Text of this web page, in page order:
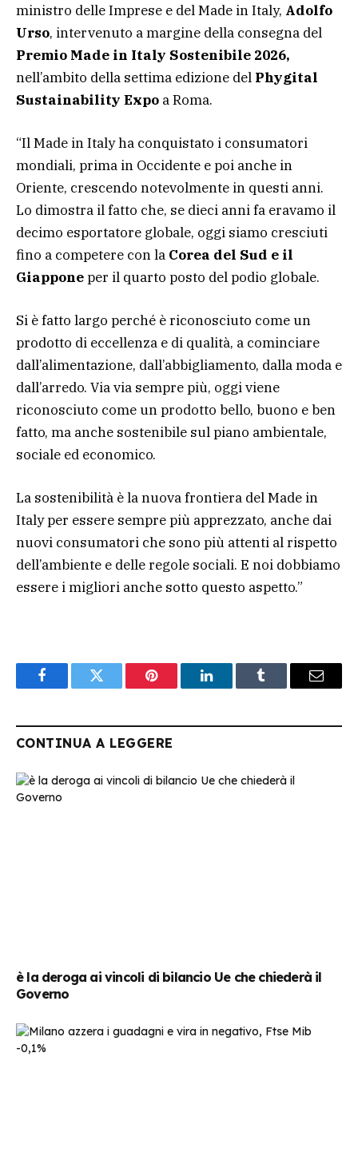
ministro delle Imprese e del Made in Italy, Adolfo
Urso, intervenuto a margine della consegna del
Premio Made in Italy Sostenibile 2026,
nell’ambito della settima edizione del Phygital
Sustainability Expo a Roma.
“Il Made in Italy ha conquistato i consumatori
mondiali, prima in Occidente e poi anche in
Oriente, crescendo notevolmente in questi anni.
Lo dimostra il fatto che, se dieci anni fa eravamo il
decimo esportatore globale, oggi siamo cresciuti
fino a competere con la Corea del Sud e il
Giapponeper il quarto posto del podio globale.
Si è fatto largo perché è riconosciuto come un
prodotto di eccellenza e di qualità, a cominciare
dall’alimentazione, dall’abbigliamento, dalla moda e
dall’arredo. Via via sempre più, oggi viene
riconosciuto come un prodotto bello, buono e ben
fatto, ma anche sostenibile sul piano ambientale,
sociale ed economico.
La sostenibilità è la nuova frontiera del Made in
Italy per essere sempre più apprezzato, anche dai
nuovi consumatori che sono più attenti al rispetto
dell’ambiente e delle regole sociali. E noi dobbiamo
essere i migliori anche sotto questo aspetto.”
FacebookTwitter Pinterest LinkedInTumblr Email
CONTINUA A LEGGERE
è la deroga ai vincoli di bilancio Ue che chiederà il
Governo